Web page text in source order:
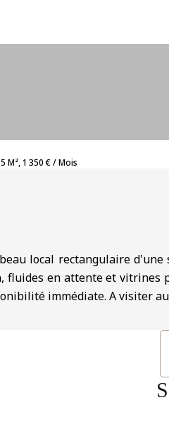
M², 1 350 € / Mois
local rectangulaire
fluides en attente et vitrines
immédiate. A visiter